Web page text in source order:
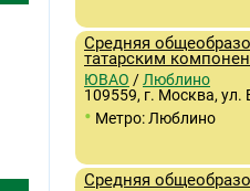
Средняя
татарским
ЮВАО / Люблино
109559, г. Москва, ул.
• Метро: Люблино
Средняя